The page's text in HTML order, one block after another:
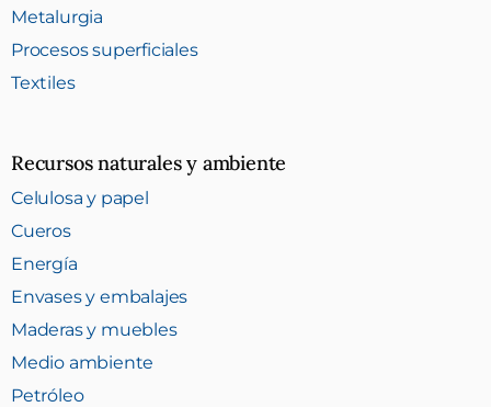
Metalurgia
Procesos superficiales
Textiles
Recursos naturales y ambiente
Celulosa y papel
Cueros
Energía
Envases y embalajes
Maderas y muebles
Medio ambiente
Petróleo